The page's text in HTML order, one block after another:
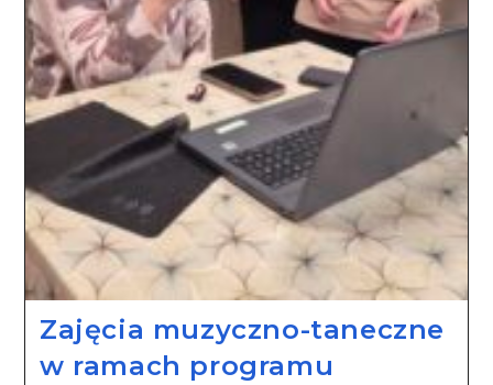
Zajęcia muzyczno-taneczne
w ramach programu